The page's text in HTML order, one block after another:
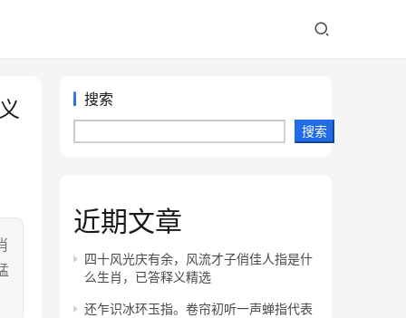
搜索
搜索
近期文章
四十风光庆有余，风流才子俏佳人指是什
么生肖，已答释义精选
还乍识冰环玉指。卷帘初听一声蝉指代表